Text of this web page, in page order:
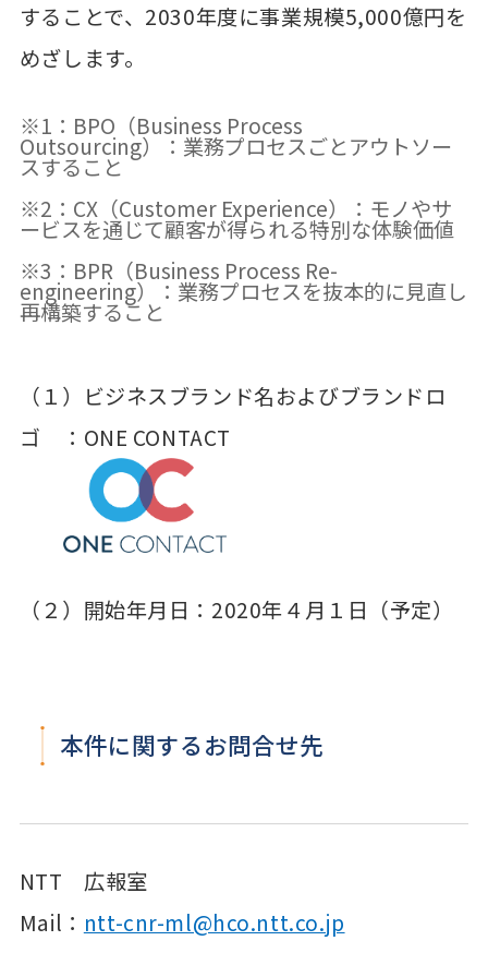
することで、2030年度に事業規模5,000億円を
めざします。
※1：BPO（Business Process
Outsourcing）：業務プロセスごとアウトソー
スすること
※2：CX（Customer Experience）：モノやサ
ービスを通じて顧客が得られる特別な体験価値
※3：BPR（Business Process Re-
engineering）：業務プロセスを抜本的に見直し
再構築すること
（１）ビジネスブランド名およびブランドロ
ゴ ：ONE CONTACT
（２）開始年月日：2020年４月１日（予定）
本件に関するお問合せ先
NTT 広報室
Mail： ntt-cnr-ml@hco.ntt.co.jp